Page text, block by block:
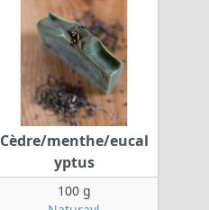
Cèdre/menthe/eucal
yptus
100 g